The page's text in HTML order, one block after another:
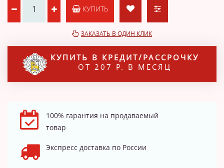
КУПИТЬ
ЗАКАЗАТЬ В ОДИН КЛИК
КУПИТЬ В КРЕДИТ/РАССРОЧКУ
ОТ 207 Р. В МЕСЯЦ
100% гарантия на продаваемый
товар
Экспресс доставка по России